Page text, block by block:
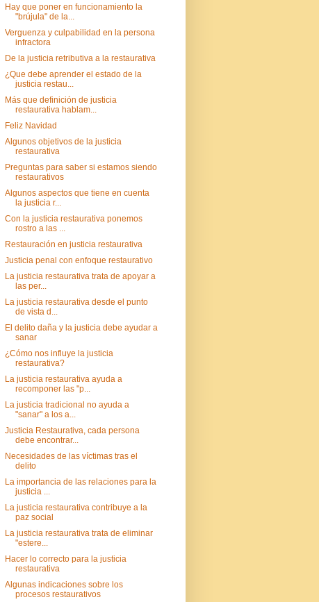
Hay que poner en funcionamiento la
"brújula" de la...
Verguenza y culpabilidad en la persona
infractora
De la justicia retributiva a la restaurativa
¿Que debe aprender el estado de la
justicia restau...
Más que definición de justicia
restaurativa hablam...
Feliz Navidad
Algunos objetivos de la justicia
restaurativa
Preguntas para saber si estamos siendo
restaurativos
Algunos aspectos que tiene en cuenta
la justicia r...
Con la justicia restaurativa ponemos
rostro a las ...
Restauración en justicia restaurativa
Justicia penal con enfoque restaurativo
La justicia restaurativa trata de apoyar a
las per...
La justicia restaurativa desde el punto
de vista d...
El delito daña y la justicia debe ayudar a
sanar
¿Cómo nos influye la justicia
restaurativa?
La justicia restaurativa ayuda a
recomponer las "p...
La justicia tradicional no ayuda a
"sanar" a los a...
Justicia Restaurativa, cada persona
debe encontrar...
Necesidades de las víctimas tras el
delito
La importancia de las relaciones para la
justicia ...
La justicia restaurativa contribuye a la
paz social
La justicia restaurativa trata de eliminar
"estere...
Hacer lo correcto para la justicia
restaurativa
Algunas indicaciones sobre los
procesos restaurativos